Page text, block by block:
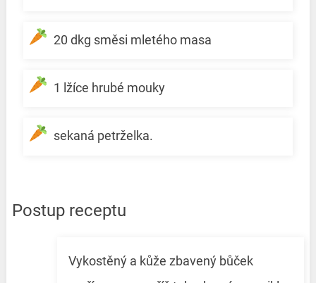
20 dkg směsi mletého masa
1 lžíce hrubé mouky
sekaná petrželka.
Postup receptu
Vykostěný a kůže zbavený bůček